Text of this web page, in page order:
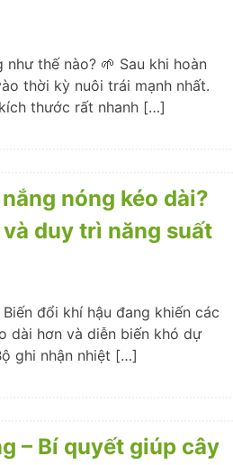
thế nào? 🌱 Sau khi hoàn
thời kỳ nuôi trái mạnh nhất.
thước rất nhanh […]
nóng kéo dài?
duy trì năng suất
đổi khí hậu đang khiến các
dài hơn và diễn biến khó dự
ghi nhận nhiệt […]
– Bí quyết giúp cây